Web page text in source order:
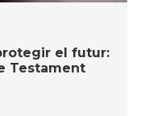
el futur:
Testament